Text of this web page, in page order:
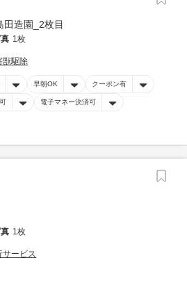
1枚
獣駆除
早朝OK クーポン有
電子マネー決済可
1枚
サービス